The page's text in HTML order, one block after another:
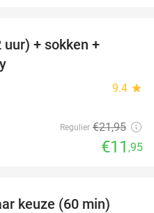
+ sokken +
9.4 star
Regulier €21,95
€11 ,95
keuze (60 min)